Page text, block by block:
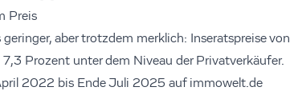
Preis
aber trotzdem merklich: Inseratspreise von
Prozent unter dem Niveau der Privatverkäufer.
2022 bis Ende Juli 2025 auf immowelt.de